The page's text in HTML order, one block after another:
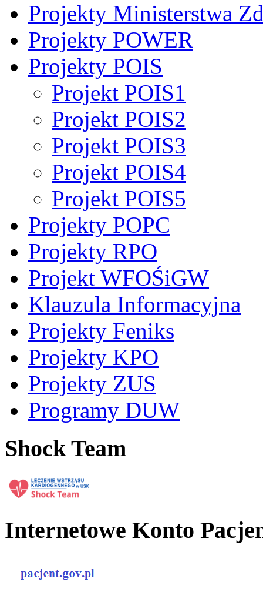
Projekty Ministerstwa
Projekty POWER
Projekty POIS
Projekt POIS1
Projekt POIS2
Projekt POIS3
Projekt POIS4
Projekt POIS5
Projekty POPC
Projekty RPO
Projekt WFOŚiGW
Klauzula Informacyjna
Projekty Feniks
Projekty KPO
Projekty ZUS
Programy DUW
Shock Team
Internetowe Konto